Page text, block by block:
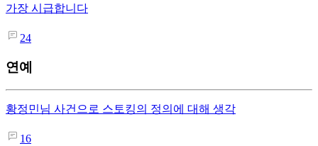
가장 시급합니다
24
연예
황정민님 사건으로 스토킹의 정의에 대해 생각
16